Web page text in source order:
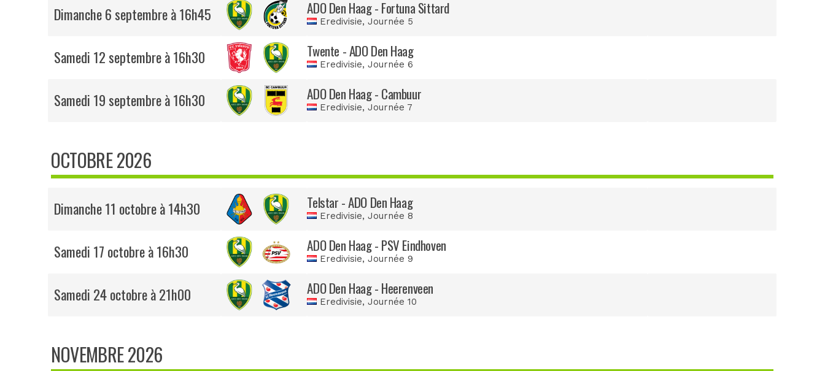
Dimanche 6 septembre à 16h45 ADO Den Haag - Fortuna Sittard
Eredivisie, Journée 5
Samedi 12 septembre à 16h30 Twente - ADO Den Haag
Eredivisie, Journée 6
Samedi 19 septembre à 16h30 ADO Den Haag - Cambuur
Eredivisie, Journée 7
OCTOBRE 2026
Dimanche 11 octobre à 14h30 Telstar - ADO Den Haag
Eredivisie, Journée 8
Samedi 17 octobre à 16h30 ADO Den Haag - PSV Eindhoven
Eredivisie, Journée 9
Samedi 24 octobre à 21h00 ADO Den Haag - Heerenveen
Eredivisie, Journée 10
NOVEMBRE 2026